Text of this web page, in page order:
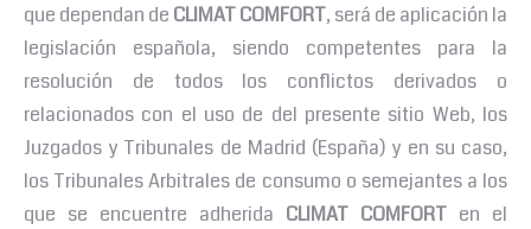
que dependan de CLIMAT COMFORT, será de aplicación la
legislación española, siendo competentes para la
resolución de todos los conflictos derivados o
relacionados con el uso de del presente sitio Web, los
Juzgados y Tribunales de Madrid (España) y en su caso,
los Tribunales Arbitrales de consumo o semejantes a los
que se encuentre adherida CLIMAT COMFORT en el